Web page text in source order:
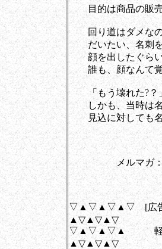
目的は商品の販売
回り道はダメなの
だいたい、名刺を
顔を出したぐらい
誰も、顔なんて覚
「もう壊れた?？」
しかも、当時は名
見込に対しても名
メルマガ：売れ
▽▲▽▲▽▲▽ [
▲▽▲▽▲▽
▽▲▽▲▽▲ 軽量
▲▽▲▽▲▽ エ